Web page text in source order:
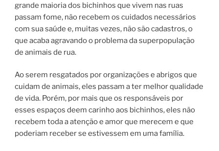
grande maioria dos bichinhos que vivem nas ruas
passam fome, não recebem os cuidados necessários
com sua saúde e, muitas vezes, não são cadastros, o
que acaba agravando o problema da superpopulação
de animais de rua.
Ao serem resgatados por organizações e abrigos que
cuidam de animais, eles passam a ter melhor qualidade
de vida. Porém, por mais que os responsáveis por
esses espaços deem carinho aos bichinhos, eles não
recebem toda a atenção e amor que merecem e que
poderiam receber se estivessem em uma família.